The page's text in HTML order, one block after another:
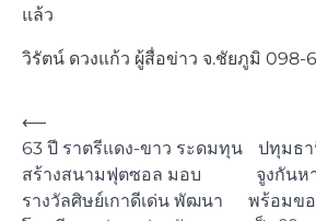
แล้ว
วิรัตน์ ดวงแก้ว ผู้สื่อข่าว จ.ชัยภูมิ 098-
Post
navigation
⟵
63 ปี ราตรีแดง-ขาว ระดมทุน
สร้างสนามฟุตซอล มอบ
รางวัลศิษย์เกาดีเด่น พัฒนา
ปทุมธ
จูงกันห
พร้อมขอ